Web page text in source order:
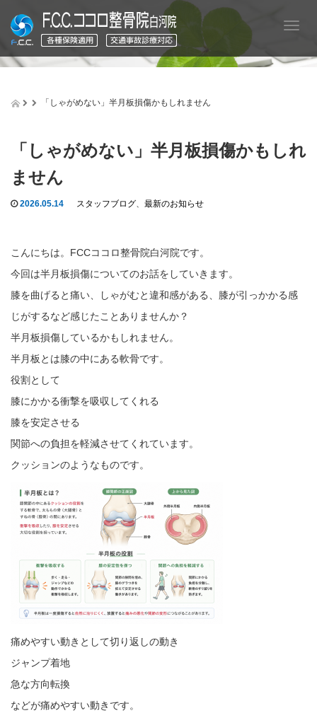
T
g
i
「しゃがめない」半月板損傷かもしれません
「しゃがめない」半月板損傷かもしれ
ません
2026.05.14 スタッフブログ、 最新のお知らせ
こんにちは。FCCココロ整骨院白河院です。
今回は半月板損傷についてのお話をしていきます。
膝を曲げると痛い、しゃがむと違和感がある、膝が引っかかる感
じがするなど感じたことありませんか？
半月板損傷しているかもしれません。
半月板とは膝の中にある軟骨です。
役割として
膝にかかる衝撃を吸収してくれる
膝を安定させる
関節への負担を軽減させてくれています。
クッションのようなものです。
痛めやすい動きとして切り返しの動き
ジャンプ着地
急な方向転換
などが痛めやすい動きです。